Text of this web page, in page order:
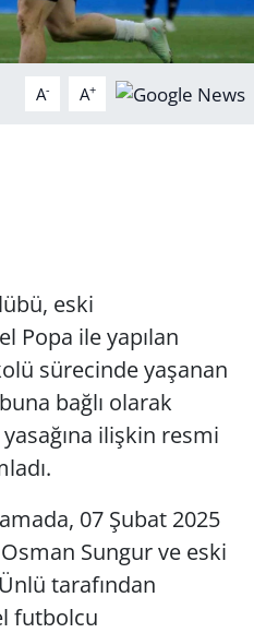
A- A+
eski
Popa ile yapılan
sürecinde yaşanan
bağlı olarak
ilişkin resmi
07 Şubat 2025
Sungur ve eski
tarafından
futbolcu